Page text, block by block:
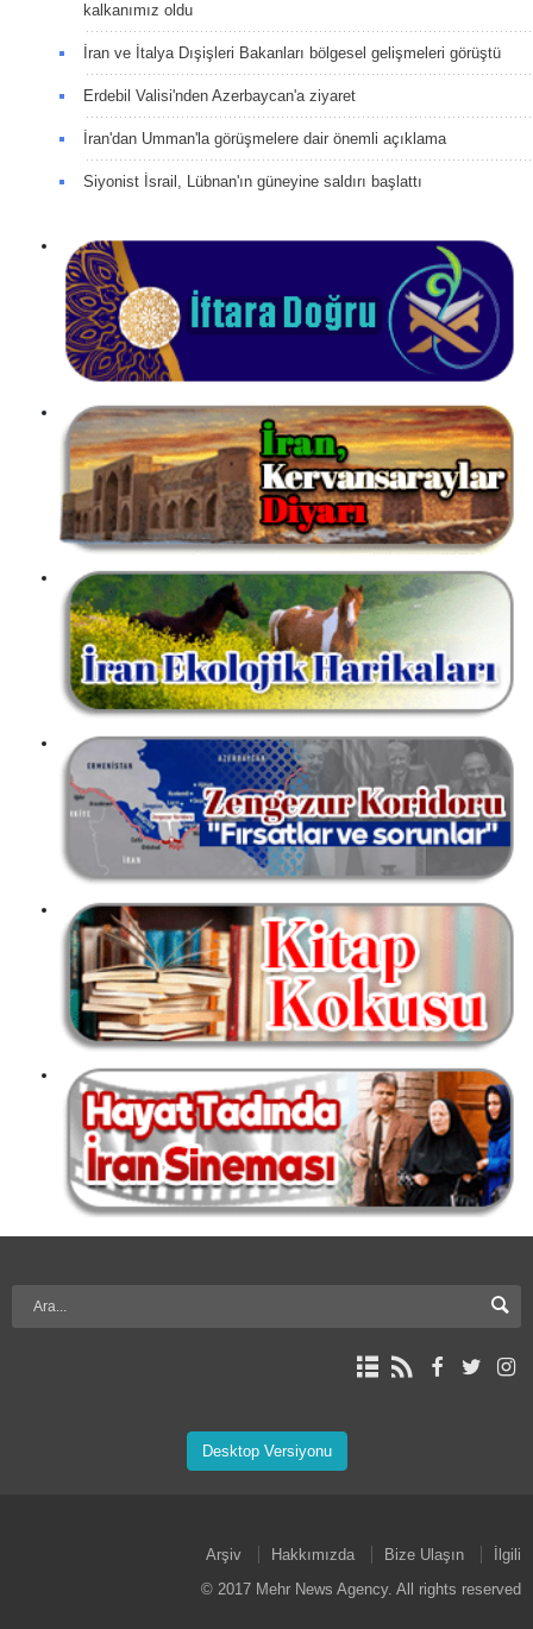
kalkanımız oldu
İran ve İtalya Dışişleri Bakanları bölgesel gelişmeleri görüştü
Erdebil Valisi'nden Azerbaycan'a ziyaret
İran'dan Umman'la görüşmelere dair önemli açıklama
Siyonist İsrail, Lübnan'ın güneyine saldırı başlattı
Desktop Versiyonu
Arşiv Hakkımızda Bize Ulaşın
İlgili
© 2017 Mehr News Agency. All rights reserved